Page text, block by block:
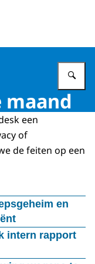
maand
een
of
de feiten op een
en
jaar loopt de
intern rapport